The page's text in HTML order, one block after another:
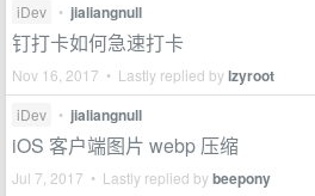
iDev • jialiangnull
钉打卡如何急速打卡
Nov 16, 2017 • Lastly replied bylzyroot
iDev • jialiangnull
iOS 客户端图片 webp 压缩
Jul 7, 2017 • Lastly replied bybeepony